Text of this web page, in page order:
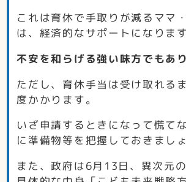
これは育休で手取りが減るママ
は、経済的なサポートになります
不安を和らげる強い味方でもあ
ただし、育休手当は受け取れる
度かかります。
いざ申請するときになって慌て
に準備物等を把握しておきましょ
また、政府は6月13日、異次元